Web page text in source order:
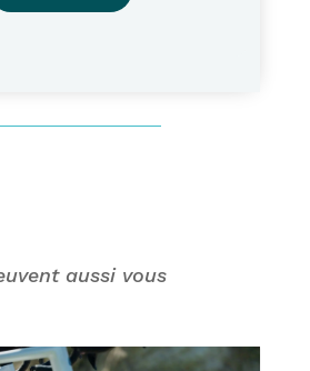
aussi vous